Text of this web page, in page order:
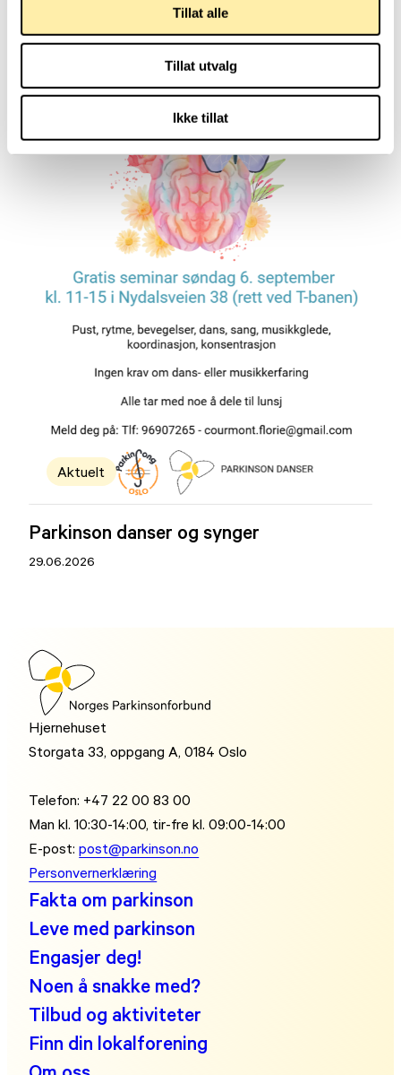
Tillat alle
Tillat utvalg
Ikke tillat
Aktuelt
Parkinson danser og synger
29.06.2026
Hjernehuset
Storgata 33, oppgang A, 0184 Oslo
Telefon: +47 22 00 83 00
Man kl. 10:30-14:00, tir-fre kl. 09:00-14:00
E-post:post@parkinson.no
Personvernerklæring
Fakta om parkinson
Leve med parkinson
Engasjer deg!
Noen å snakke med?
Tilbud og aktiviteter
Finn din lokalforening